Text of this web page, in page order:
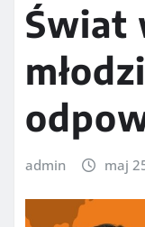
Świat
admin maj